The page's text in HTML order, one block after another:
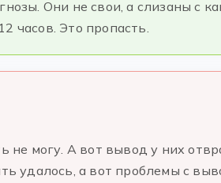
Они не свои, а слизаны с
часов. Это пропасть.
не могу. А вот вывод у них
удалось, а вот проблемы с